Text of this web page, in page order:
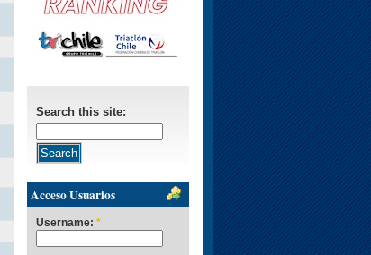
Search this site:
Acceso Usuarios
Username: *